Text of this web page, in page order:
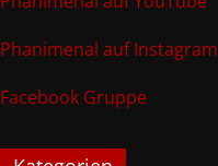
Phanimenal auf Instagram
Facebook Gruppe